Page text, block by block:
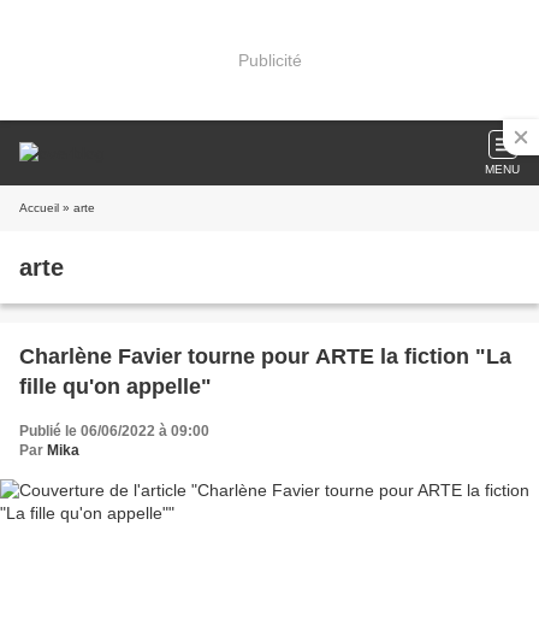
Publicité
MENU
Accueil » arte
arte
Charlène Favier tourne pour ARTE la fiction "La
fille qu'on appelle"
Publié le 06/06/2022 à 09:00
Par Mika